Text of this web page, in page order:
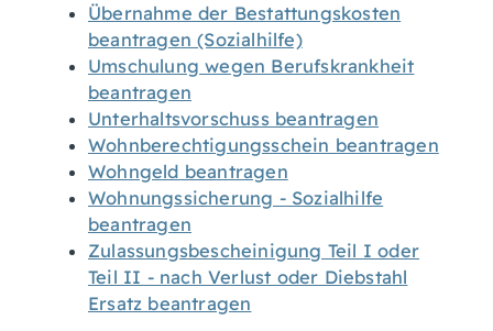
Übernahme der Bestattungskosten
beantragen (Sozialhilfe)
Umschulung wegen Berufskrankheit
beantragen
Unterhaltsvorschuss beantragen
Wohnberechtigungsschein beantragen
Wohngeld beantragen
Wohnungssicherung - Sozialhilfe
beantragen
Zulassungsbescheinigung Teil I oder
Teil II - nach Verlust oder Diebstahl
Ersatz beantragen